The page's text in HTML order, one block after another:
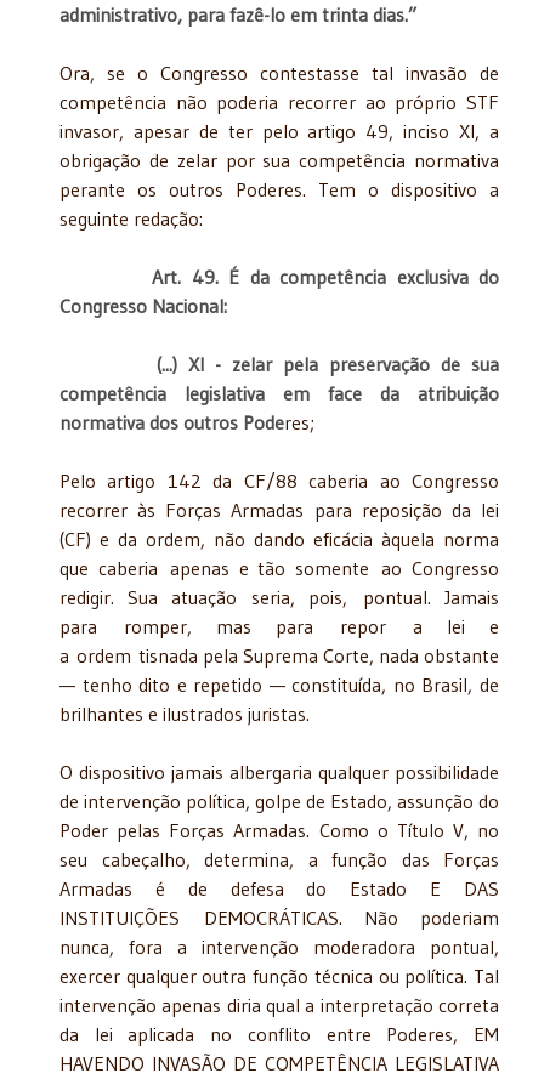
administrativo, para fazê-lo em trinta dias.”
Ora, se o Congresso contestasse tal invasão de
competência não poderia recorrer ao próprio STF
invasor, apesar de ter pelo artigo 49, inciso XI, a
obrigação de zelar por sua competência normativa
perante os outros Poderes. Tem o dispositivo a
seguinte redação:
Art. 49. É da competência exclusiva do
Congresso Nacional:
(...) XI - zelar pela preservação de sua
competência legislativa em face da atribuição
normativa dos outros Poderes;
Pelo artigo 142 da CF/88 caberia ao Congresso
recorrer às Forças Armadas para reposição da lei
(CF) e da ordem, não dando eficácia àquela norma
que caberia apenas e tão somente ao Congresso
redigir. Sua atuação seria, pois, pontual. Jamais
para romper, mas para repor a lei e
a ordem tisnada pela Suprema Corte, nada obstante
— tenho dito e repetido — constituída, no Brasil, de
brilhantes e ilustrados juristas.
O dispositivo jamais albergaria qualquer possibilidade
de intervenção política, golpe de Estado, assunção do
Poder pelas Forças Armadas. Como o Título V, no
seu cabeçalho, determina, a função das Forças
Armadas é de defesa do Estado E DAS
INSTITUIÇÕES DEMOCRÁTICAS. Não poderiam
nunca, fora a intervenção moderadora pontual,
exercer qualquer outra função técnica ou política. Tal
intervenção apenas diria qual a interpretação correta
da lei aplicada no conflito entre Poderes, EM
HAVENDO INVASÃO DE COMPETÊNCIA LEGISLATIVA